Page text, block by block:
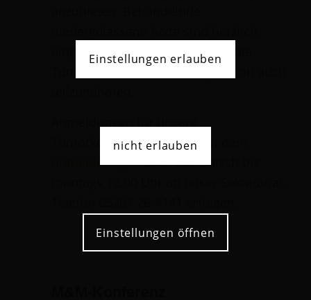
eingeladen, selbst Patienten in die
Tumorkonferenz einzubringen und auch
Tumorkonferenz können mit dem
Anmeldebogenoder telefonisch bis
Einstellungen erlauben
nicht erlauben
Einstellungen öffnen